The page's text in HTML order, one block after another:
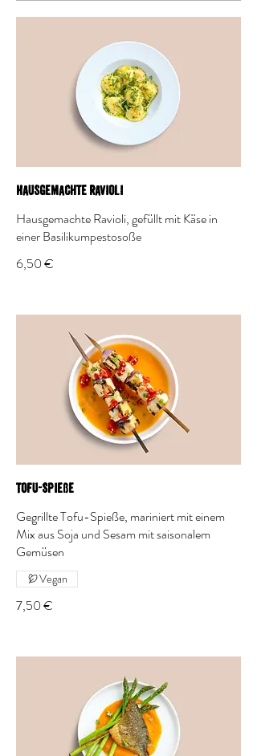
Hausgemachte Ravioli
Hausgemachte Ravioli, gefüllt mit Käse in
einer Basilikumpestosoße
6,50 €
Tofu-Spieße
Gegrillte Tofu-Spieße, mariniert mit einem
Mix aus Soja und Sesam mit saisonalem
Gemüsen
7,50 €
Vegan